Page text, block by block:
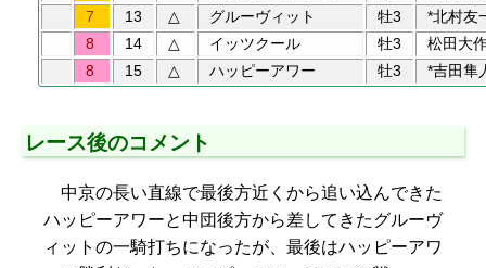
7
13 △ グルーヴィット 牡3
*北村友
8
14 △ イッツクール 牡3
松田大
8
15 △ ハッピーアワー 牡3 *吉田隼
レース後のコメント
中京の長い直線で最後方近くから追い込んできた
ハッピーアワーと中団後方から差してきたグルーヴ
ィットの一騎打ちになったが、最後はハッピーアワ